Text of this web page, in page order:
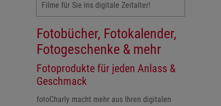
Filme für Sie ins digitale Zeitalter!
Fotobücher, Fotokalender,
Fotogeschenke & mehr
Fotoprodukte für jeden Anlass &
Geschmack
fotoCharly macht mehr aus Ihren digitalen